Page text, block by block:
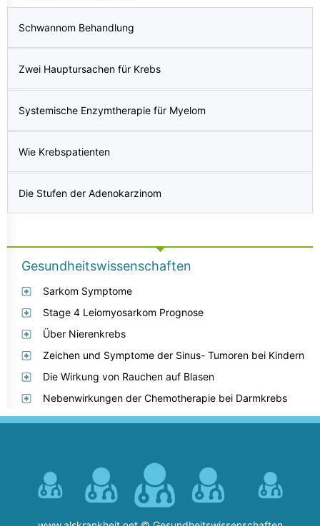
Schwannom Behandlung
Zwei Hauptursachen für Krebs
Systemische Enzymtherapie für Myelom
Wie Krebspatienten
Die Stufen der Adenokarzinom
Gesundheitswissenschaften
Sarkom Symptome
Stage 4 Leiomyosarkom Prognose
Über Nierenkrebs
Zeichen und Symptome der Sinus- Tumoren bei Kindern
Die Wirkung von Rauchen auf Blasen
Nebenwirkungen der Chemotherapie bei Darmkrebs